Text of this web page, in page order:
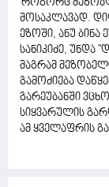
'როგორც
მოსაკლავად.
ეზოში, ანუ
სანიკიძე, უნდა
მაგრამ
გამოძიება
გარეუბანში
სიყვარულის
ამ ყველაფრის